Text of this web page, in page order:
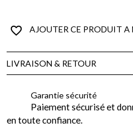
favorite_border AJOUTER CE PRODUIT A
LIVRAISON & RETOUR
Garantie sécurité
Paiement sécurisé et
en toute confiance.